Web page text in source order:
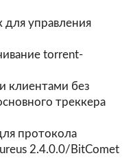
управления
torrent-
клиентами без
треккера
протокола
2.4.0.0/BitComet